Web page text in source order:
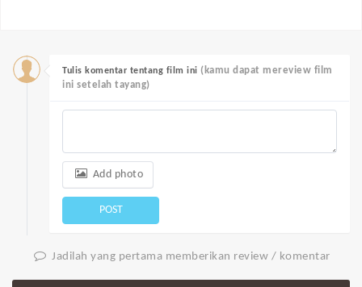
Tulis komentar tentang film ini (kamu dapat mereview film
ini setelah tayang)
Add photo
POST
Jadilah yang pertama memberikan review / komentar